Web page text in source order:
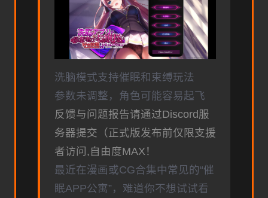
洗脑模式支持催眠和束缚玩法
参数未调整，角色可能容易起飞
反馈与问题报告请通过Discord服
务器提交（正式版发布前仅限支援
者访问,自由度MAX！
最近在漫画或CG合集中常见的“催
眠APP公寓”，难道你不想试试看